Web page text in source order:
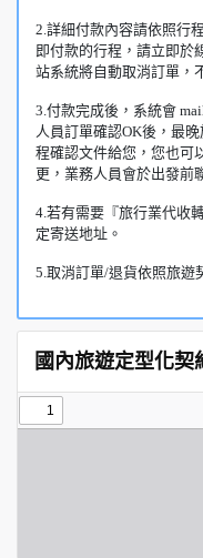
2.詳細付款內容請依照行
即付款的行程，請立即於
站系統將自動取消訂單，
3.付款完成後，系統會
人員訂單確認OK後，最
程確認文件給您，您也可
更，業務人員會於出發前
4.若有需要『旅行業代收
定寄送地址。
5.取消訂單/退貨依照旅遊
國內旅遊定型化契